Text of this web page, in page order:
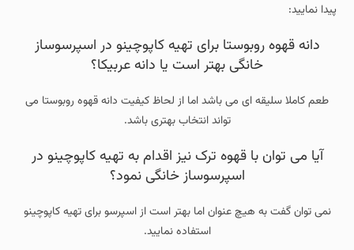
پیدا نمایید:
دانه قهوه روبوستا برای تهیه کاپوچینو در اسپرسوساز
خانگی بهتر است یا دانه عربیکا؟
طعم کاملا سلیقه ای می باشد اما از لحاظ کیفیت دانه قهوه روبوستا می
تواند انتخاب بهتری باشد.
آیا می توان با قهوه ترک نیز اقدام به تهیه کاپوچینو در
اسپرسوساز خانگی نمود؟
نمی توان گفت به هیچ عنوان اما بهتر است از اسپرسو برای تهیه کاپوچینو
استفاده نمایید.